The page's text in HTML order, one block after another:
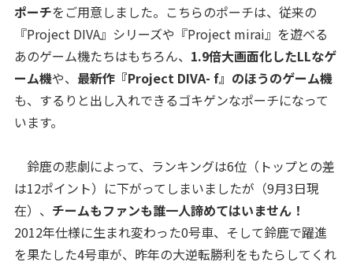
ポーチをご用意しました。こちらのポーチは、従来の
『Project DIVA』シリーズや『Project mirai』を遊べる
あのゲーム機たちはもちろん、 1.9倍大画面化したLLなゲ
ーム機や、 最新作『Project DIVA- f』のほうのゲーム機
も、するりと出し入れできるゴキゲンなポーチになって
います。
鈴鹿の悲劇によって、ランキングは6位（トップとの差
は12ポイント）に下がってしまいましたが（9月3日現
在）、 チームもファンも誰一人諦めてはいません！
2012年仕様に生まれ変わった0号車、そして鈴鹿で躍進
を果たした4号車が、昨年の大逆転勝利をもたらしてくれ